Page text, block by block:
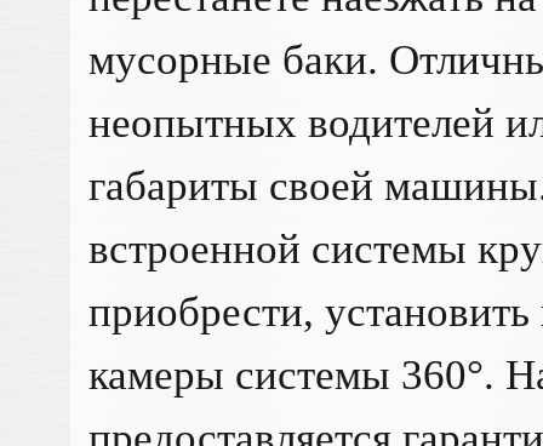
мусорные баки.
неопытных водителей
габариты своей
встроенной системы
приобрести,
камеры системы 360°.